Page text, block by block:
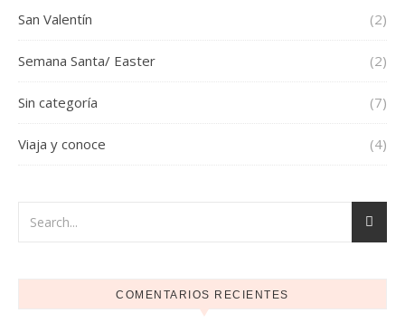
San Valentín (2)
Semana Santa/ Easter (2)
Sin categoría (7)
Viaja y conoce (4)
COMENTARIOS RECIENTES